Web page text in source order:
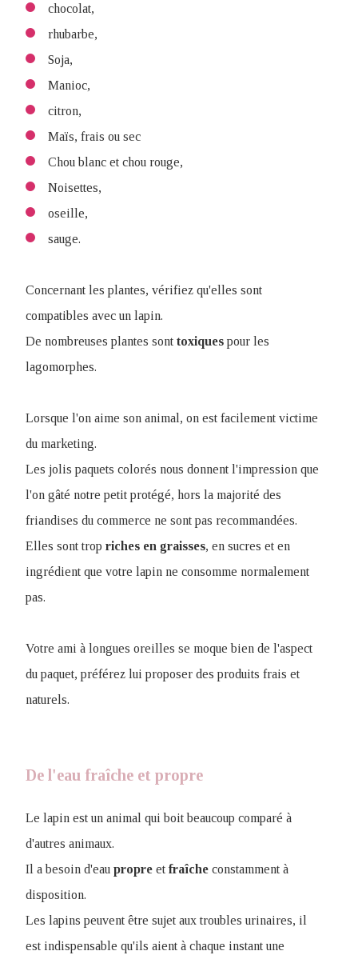
chocolat,
rhubarbe,
Soja,
Manioc,
citron,
Maïs, frais ou sec
Chou blanc et chou rouge,
Noisettes,
oseille,
sauge.
Concernant les plantes, vérifiez qu'elles sont
compatibles avec un lapin.
De nombreuses plantes sont toxiques pour les
lagomorphes.
Lorsque l'on aime son animal, on est facilement victime
du marketing.
Les jolis paquets colorés nous donnent l'impression que
l'on gâté notre petit protégé, hors la majorité des
friandises du commerce ne sont pas recommandées.
Elles sont trop riches en graisses, en sucres et en
ingrédient que votre lapin ne consomme normalement
pas.
Votre ami à longues oreilles se moque bien de l'aspect
du paquet, préférez lui proposer des produits frais et
naturels.
De l'eau fraîche et propre
Le lapin est un animal qui boit beaucoup comparé à
d'autres animaux.
Il a besoin d'eau propre et fraîche constamment à
disposition.
Les lapins peuvent être sujet aux troubles urinaires, il
est indispensable qu'ils aient à chaque instant une